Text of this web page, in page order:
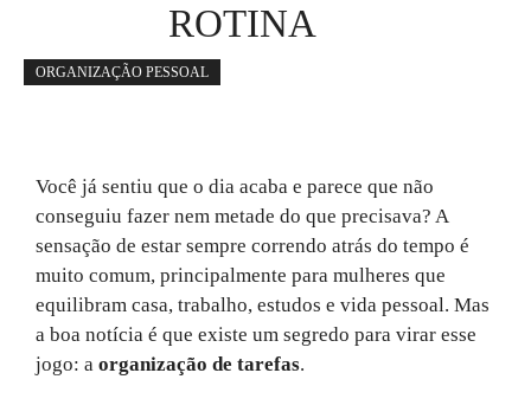
ROTINA
ORGANIZAÇÃO PESSOAL
Você já sentiu que o dia acaba e parece que não
conseguiu fazer nem metade do que precisava? A
sensação de estar sempre correndo atrás do tempo é
muito comum, principalmente para mulheres que
equilibram casa, trabalho, estudos e vida pessoal. Mas
a boa notícia é que existe um segredo para virar esse
jogo: a organização de tarefas.